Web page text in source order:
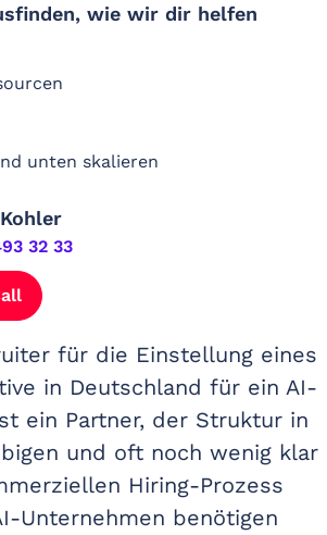
wie wir dir helfen
unten skalieren
32 33
für die Einstellung eines
in Deutschland für ein AI-
ein Partner, der Struktur in
und oft noch wenig klar
Hiring-Prozess
Unternehmen benötigen